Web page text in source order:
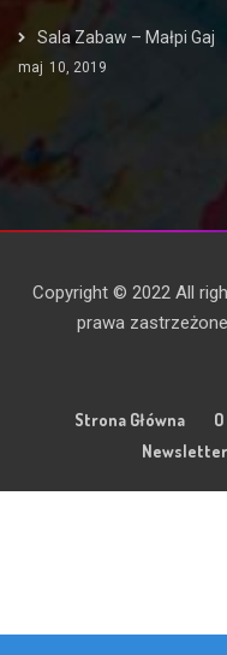
Sala Zabaw – Małpi Gaj
maj 10, 2019
Copyright © 2022 All
prawa
Strona Główna
Newsletter